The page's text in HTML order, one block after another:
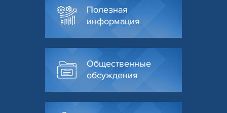
Полезная
информация
Общественные
обсуждения